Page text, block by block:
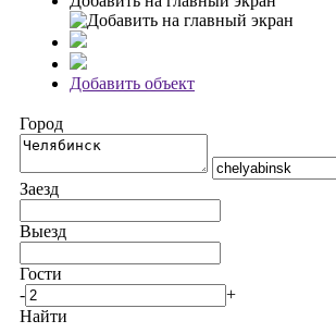
Добавить объект
Город
Заезд
Выезд
Гости
-
+
Найти